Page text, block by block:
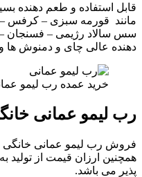
قابل استفاده و طعم دهنده
مانند قورمه سبزی –
سس سالاد رژیمی – فسنجان
دهنده عالی چای و دمنوش ها
خرید عمده رب لیمو
رب لیمو عمانی
فروش رب لیمو عمانی خانگی با
همچنین ارزان قیمت از
پذیر می باشد.